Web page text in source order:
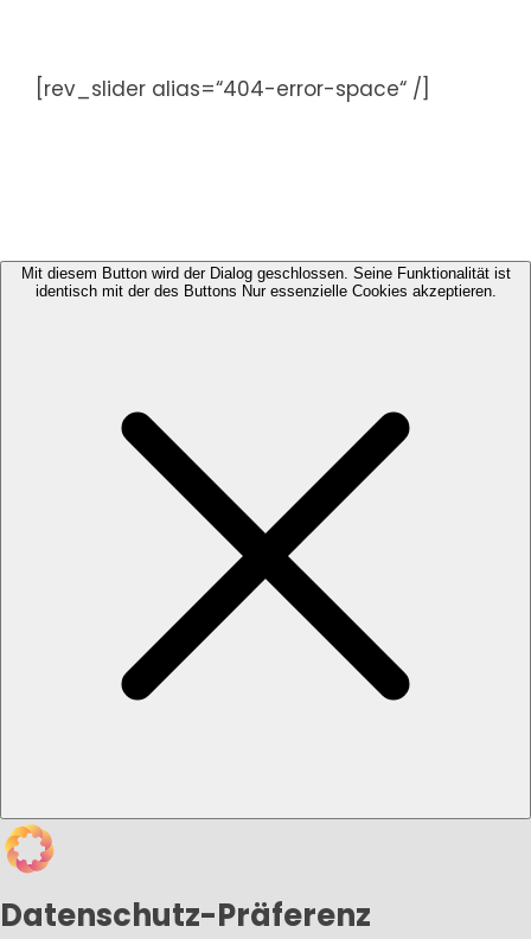
springen[rev_slider alias=“404-error-space“ /]
Mit diesem Button wird der Dialog geschlossen. Seine Funktionalität ist
identisch mit der des Buttons Nur essenzielle Cookies akzeptieren.
Datenschutz-Präferenz